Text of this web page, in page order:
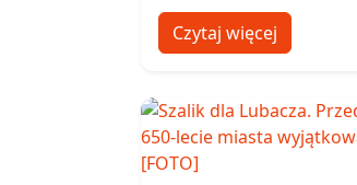
Czytaj więcej